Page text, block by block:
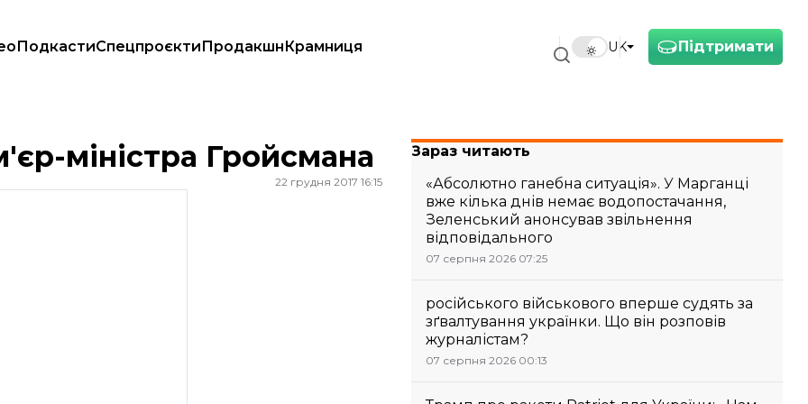
Підтримати
UK
ПодкастиСпецпроєктиПродакшнКрамниця
міністра Гройсмана
22 грудня 2017 16:15
Зараз читають
«Абсолютно ганебна ситуація». У Марганці
вже кілька днів немає водопостачання,
Зеленський анонсував звільнення
відповідального
07 серпня 2026 07:25
російського військового вперше судять за
зґвалтування українки. Що він розповів
журналістам?
07 серпня 2026 00:13